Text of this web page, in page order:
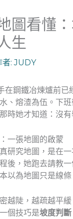
圖看懂
生
者:JUDY
在鋼鐵冶煉爐前
、熔渣為伍。下
時她才知道：沒
一張地圖的啟蒙
研究地圖，是在
後，她跑去請教
以為地圖只是線
越陡，越疏越平緩
個技巧是坡度判斷